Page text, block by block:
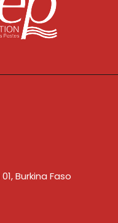
Burkina Faso